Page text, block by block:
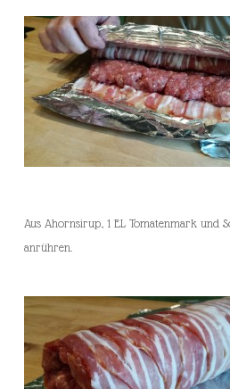
Aus Ahornsirup, 1 EL Tomatenmark und
anrühren.